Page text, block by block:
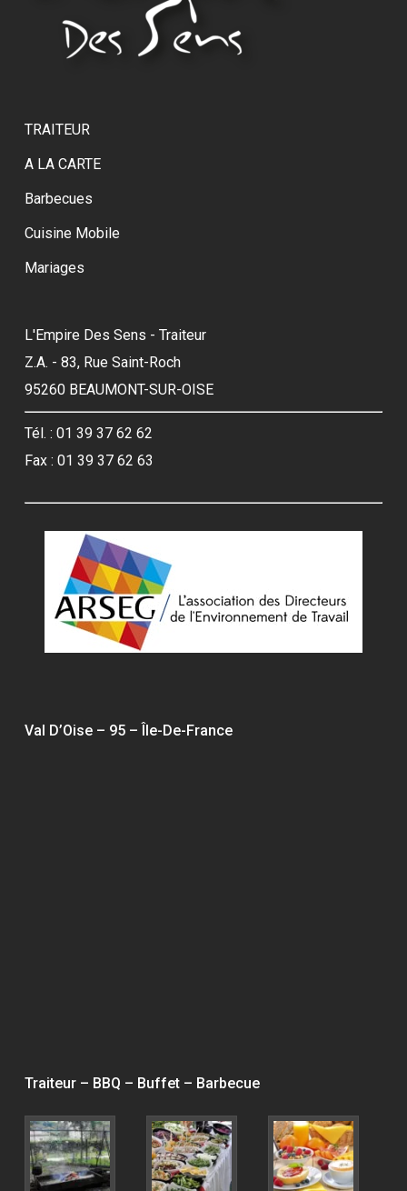
TRAITEUR
A LA CARTE
Barbecues
Cuisine Mobile
Mariages
L'Empire Des Sens - Traiteur
Z.A. - 83, Rue Saint-Roch
95260 BEAUMONT-SUR-OISE
Tél. : 01 39 37 62 62
Fax : 01 39 37 62 63
Val D’Oise – 95 – Île-De-France
Traiteur – BBQ – Buffet – Barbecue